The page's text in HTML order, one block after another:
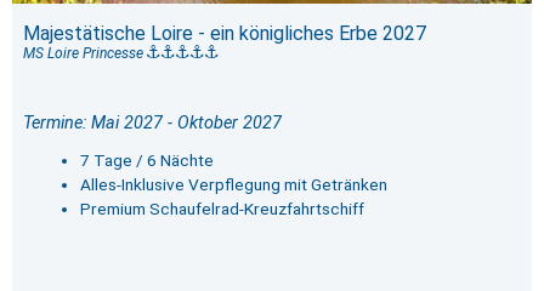
Majestätische Loire - ein königliches Erbe 2027
MS Loire Princesse
Termine: Mai 2027 - Oktober 2027
7 Tage / 6 Nächte
Alles-Inklusive Verpflegung mit Getränken
Premium Schaufelrad-Kreuzfahrtschiff